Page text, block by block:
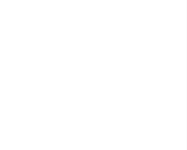
contre la perte, l’usage abusif et
des renseignements personnels
de sécurité appropriées en
sensibilité de l’information,
utilisant des mesures physiques,
et technologiques, et en